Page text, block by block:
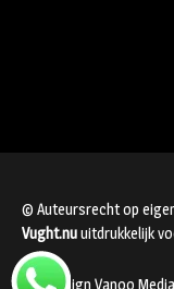
© Auteursrecht op
Vught.nuuitdrukkelijk
Webdesign Vanoo Media